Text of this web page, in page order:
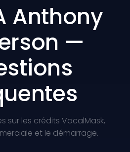
Anthony
—
sur les crédits VocalMask,
et le démarrage.